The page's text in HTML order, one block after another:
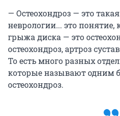
— Остеохондроз — это
неврологии... это понятие,
грыжа диска — это
остеохондроз, артроз
То есть много разных
которые называют одним
остеохондроз.